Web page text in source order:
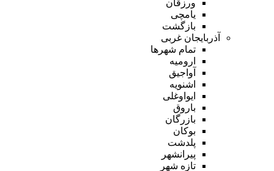
ورزقان
یامچی
بازگشت
آذربایجان غربی
تمام شهر‌ها
ارومیه
آواجیق
اشنویه
ایواوغلی
باروق
بازرگان
بوکان
پلدشت
پیرانشهر
تازه شهر